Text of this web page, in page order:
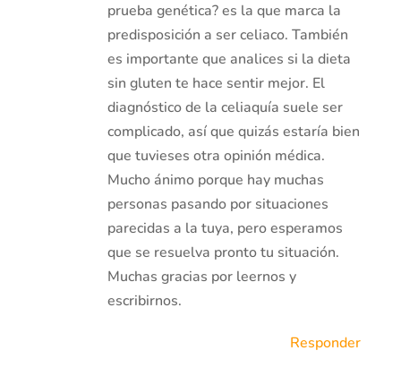
prueba genética? es la que marca la
predisposición a ser celiaco. También
es importante que analices si la dieta
sin gluten te hace sentir mejor. El
diagnóstico de la celiaquía suele ser
complicado, así que quizás estaría bien
que tuvieses otra opinión médica.
Mucho ánimo porque hay muchas
personas pasando por situaciones
parecidas a la tuya, pero esperamos
que se resuelva pronto tu situación.
Muchas gracias por leernos y
escribirnos.
Responder